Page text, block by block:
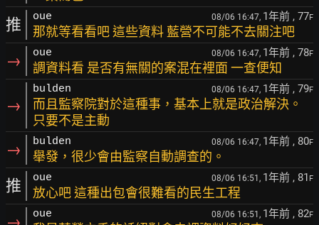
推 oue 08/06 16:47, 1年前 , 77F
那就等看看吧 這些資料 藍營不可能不去關注吧
→ oue 08/06 16:47, 1年前 , 78F
調資料看 是否有無關的案混在裡面 一查便知
→
bulden 08/06 16:47, 1年前 , 79F
而且監察院對於這種事，基本上就是政治解決。
只要不是主動
→ bulden 08/06 16:47, 1年前 , 80F
舉發，很少會由監察自動調查的。
推 oue 08/06 16:51, 1年前 , 81 F
放心吧 這種出包會很難看的民生工程
oue 08/06 16:51, 1年前 , 82F